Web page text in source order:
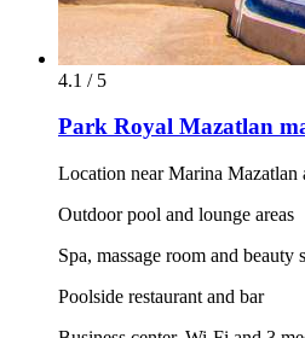
4.1 / 5
Park Royal Mazatlan
Location near Marina Mazatlan
Outdoor pool and lounge areas
Spa, massage room and beauty
Poolside restaurant and bar